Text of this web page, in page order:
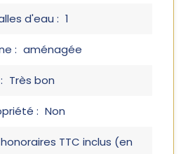
d'eau : 1
: aménagée
Très bon
: Non
TTC inclus (en